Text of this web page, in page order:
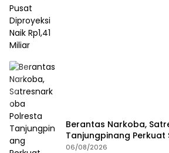
Berantas Narkoba,
Tanjungpinang Perkuat
Jasa Ekspedisi
06/08/2026